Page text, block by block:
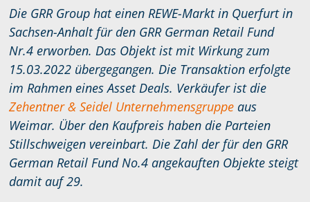
Die GRR Group hat einen REWE-Markt in Querfurt in
Sachsen-Anhalt für den GRR German Retail Fund
Nr.4 erworben. Das Objekt ist mit Wirkung zum
15.03.2022 übergegangen. Die Transaktion erfolgte
im Rahmen eines Asset Deals. Verkäufer ist die
Zehentner & Seidel Unternehmensgruppeaus
Weimar. Über den Kaufpreis haben die Parteien
Stillschweigen vereinbart. Die Zahl der für den GRR
German Retail Fund No.4 angekauften Objekte steigt
damit auf 29.